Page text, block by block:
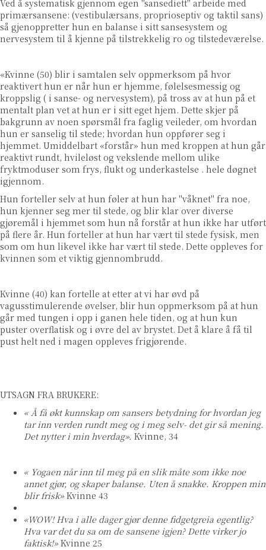
Ved å systematisk gjennom egen "sansediett" arbeide med
primærsansene: (vestibulærsans, proprioseptiv og taktil sans)
så gjenoppretter hun en balanse i sitt sansesystem og
nervesystem til å kjenne på tilstrekkelig ro og tilstedeværelse.
«Kvinne (50) blir i samtalen selv oppmerksom på hvor
reaktivert hun er når hun er hjemme, følelsesmessig og
kroppslig ( i sanse- og nervesystem), på tross av at hun på et
mentalt plan vet at hun er i sitt eget hjem. Dette skjer på
bakgrunn av noen spørsmål fra faglig veileder, om hvordan
hun er sanselig til stede; hvordan hun oppfører seg i
hjemmet. Umiddelbart «forstår» hun med kroppen at hun går
reaktivt rundt, hvileløst og vekslende mellom ulike
fryktmoduser som frys, flukt og underkastelse . hele døgnet
igjennom.
Hun forteller selv at hun føler at hun har "våknet" fra noe,
hun kjenner seg mer til stede, og blir klar over diverse
gjøremål i hjemmet som hun nå forstår at hun ikke har utført
på flere år. Hun forteller at hun har vært til stede fysisk, men
som om hun likevel ikke har vært til stede. Dette oppleves for
kvinnen som et viktig gjennombrudd.
Kvinne (40) kan fortelle at etter at vi har øvd på
vagusstimulerende øvelser, blir hun oppmerksom på at hun
går med tungen i opp i ganen hele tiden, og at hun kun
puster overflatisk og i øvre del av brystet. Det å klare å få til
pust helt ned i magen oppleves frigjørende.
UTSAGN FRA BRUKERE:
« Å få økt kunnskap om sansers betydning for hvordan jeg
tar inn verden rundt meg og i meg selv- det gir så mening.
Det nytter i min hverdag». Kvinne, 34
« Yogaen når inn til meg på en slik måte som ikke noe
annet gjør, og skaper balanse. Uten å snakke. Kroppen min
blir frisk» Kvinne 43
«WOW! Hva i alle dager gjør denne fidgetgreia egentlig?
Hva var det du sa om de sansene igjen? Dette virker jo
faktisk!» Kvinne 25